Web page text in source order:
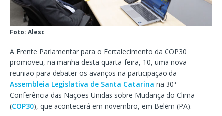
Foto: Alesc
A Frente Parlamentar para o Fortalecimento da COP30
promoveu, na manhã desta quarta-feira, 10, uma nova
reunião para debater os avanços na participação da
Assembleia Legislativa de Santa Catarina na 30ª
Conferência das Nações Unidas sobre Mudança do Clima
(COP30), que acontecerá em novembro, em Belém (PA).